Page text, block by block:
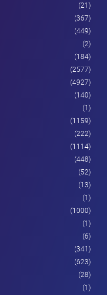
(21)
(367)
(449)
(2)
(184)
(2577)
(4927)
(140)
(1)
(1159)
(222)
(1114)
(448)
(52)
(13)
(1)
(1000)
(1)
(6)
(341)
(623)
(28)
(1)